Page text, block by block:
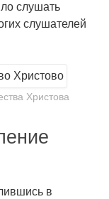
слушать
слушателей
Христова
в